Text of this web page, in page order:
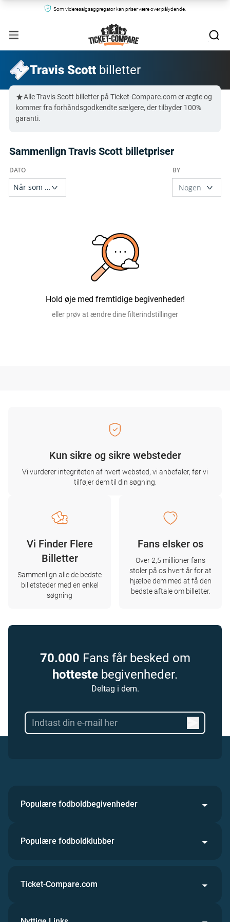
Som videresalgsaggregator kan priser være over pålydende.
Travis Scott billetter
Alle Travis Scott billetter på Ticket-Compare.com er ægte og
kommer fra forhåndsgodkendte sælgere, der tilbyder 100%
garanti.
Sammenlign Travis Scott billetpriser
Hold øje med fremtidige begivenheder!
eller prøv at ændre dine filterindstillinger
Kun sikre og sikre websteder
Vi vurderer integriteten af ​​hvert websted, vi anbefaler, før vi
tilføjer dem til din søgning.
Vi Finder Flere
Billetter
Sammenlign alle de bedste
billetsteder med en enkel
søgning
Fans elsker os
Over 2,5 millioner fans
stoler på os hvert år for at
hjælpe dem med at få den
bedste aftale om billetter.
70.000 Fans får besked om
hotteste begivenheder.
Deltag i dem.
Populære fodboldbegivenheder
Populære fodboldklubber
Ticket-Compare.com